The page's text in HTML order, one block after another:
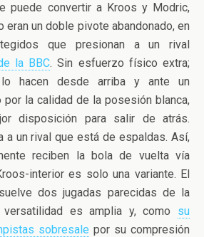
puede convertir a Kroos y Modric,
un doble pivote abandonado, en
que presionan a un rival
la BBC. Sin esfuerzo físico extra;
lo hacen desde arriba y ante un
por la calidad de la posesión blanca,
disposición para salir de atrás.
a un rival que está de espaldas. Así,
reciben la bola de vuelta vía
interior es solo una variante. El
dos jugadas parecidas de la
versatilidad es amplia y, como su
sobresale por su compresión